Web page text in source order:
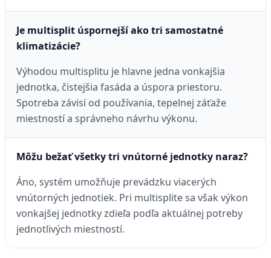
Je multisplit úspornejší ako tri samostatné
klimatizácie?
Výhodou multisplitu je hlavne jedna vonkajšia
jednotka, čistejšia fasáda a úspora priestoru.
Spotreba závisí od používania, tepelnej záťaže
miestností a správneho návrhu výkonu.
Môžu bežať všetky tri vnútorné jednotky naraz?
Áno, systém umožňuje prevádzku viacerých
vnútorných jednotiek. Pri multisplite sa však výkon
vonkajšej jednotky zdieľa podľa aktuálnej potreby
jednotlivých miestností.